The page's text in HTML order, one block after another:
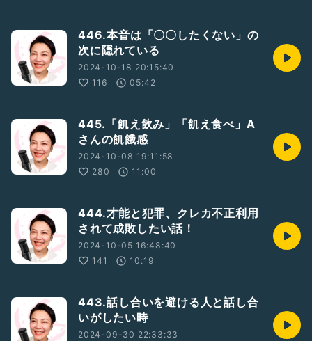
446.本音は「〇〇したくない」の
次に隠れている
2024-10-18 20:15:40
116
05:42
445.「飢え飲み」「飢え食べ」A
さんの飢餓感
2024-10-08 19:11:58
280
11:00
444.才能と犯罪、クレカ不正利用
されて成敗したい話！
2024-10-05 16:48:40
141
10:19
443.話し合いを避ける人と話し合
いがしたい時
2024-09-30 22:33:33